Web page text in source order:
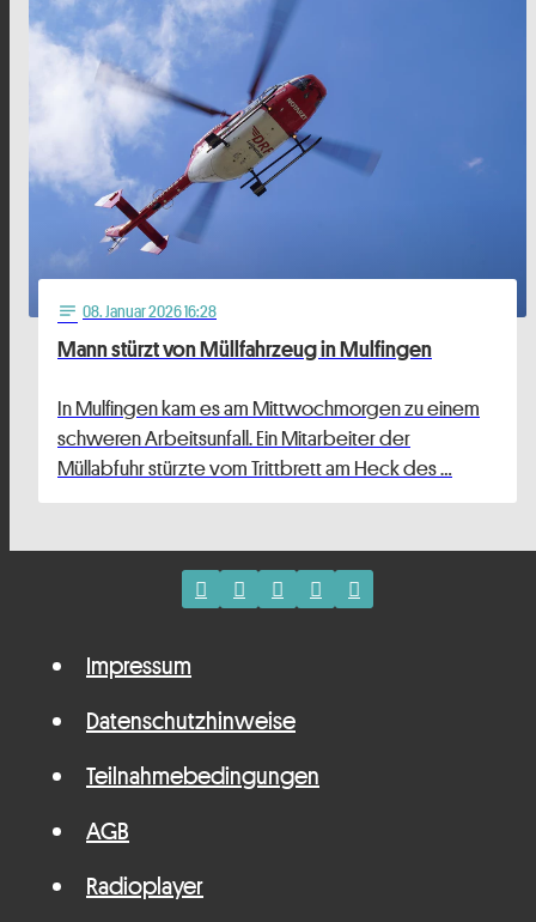
notes 08. Januar 2026 16:28
Mann stürzt von Müllfahrzeug in Mulfingen
In Mulfingen kam es am Mittwochmorgen zu einem
schweren Arbeitsunfall. Ein Mitarbeiter der
Müllabfuhr stürzte vom Trittbrett am Heck des …
Impressum
Datenschutzhinweise
Teilnahmebedingungen
AGB
Radioplayer